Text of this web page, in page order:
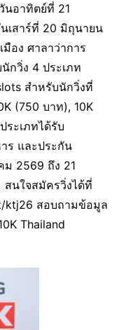
นอาทิตย์ที่ 21
เสาร์ที่ 20 มิถุนายน
อง ศาลาว่าการ
กวิ่ง 4 ประเภท
สำหรับนักวิ่งที่
(750 บาท), 10K
ะเภทได้รับ
ร และประกัน
2569 ถึง 21
นใจสมัครวิ่งได้ที่
ktj26 สอบถามข้อมูล
Thailand